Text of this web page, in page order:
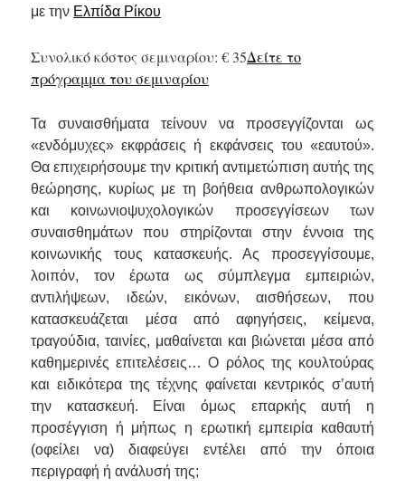
με την Ελπίδα Ρίκου
Συνολικό κόστος σεμιναρίου: € 35Δείτε το
πρόγραμμα του σεμιναρίου
Τα συναισθήματα τείνουν να προσεγγίζονται ως
«ενδόμυχες» εκφράσεις ή εκφάνσεις του «εαυτού».
Θα επιχειρήσουμε την κριτική αντιμετώπιση αυτής της
θεώρησης, κυρίως με τη βοήθεια ανθρωπολογικών
και κοινωνιοψυχολογικών προσεγγίσεων των
συναισθημάτων που στηρίζονται στην έννοια της
κοινωνικής τους κατασκευής. Ας προσεγγίσουμε,
λοιπόν, τον έρωτα ως σύμπλεγμα εμπειριών,
αντιλήψεων, ιδεών, εικόνων, αισθήσεων, που
κατασκευάζεται μέσα από αφηγήσεις, κείμενα,
τραγούδια, ταινίες, μαθαίνεται και βιώνεται μέσα από
καθημερινές επιτελέσεις… Ο ρόλος της κουλτούρας
και ειδικότερα της τέχνης φαίνεται κεντρικός σ’αυτή
την κατασκευή. Είναι όμως επαρκής αυτή η
προσέγγιση ή μήπως η ερωτική εμπειρία καθαυτή
(οφείλει να) διαφεύγει εντέλει από την όποια
περιγραφή ή ανάλυσή της;